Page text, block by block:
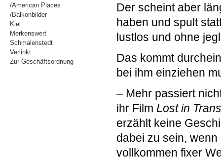
Der scheint aber
haben und spult
lustlos und ohne
Das kommt
bei ihm einziehen
– Mehr passiert
ihr Film Lost in
erzählt keine
dabei zu sein,
vollkommen fixer
/American Places
/Balkonbilder
Kiel
Merkenswert
Schmalenstedt
Verlinkt
Zur Geschäftsordnung